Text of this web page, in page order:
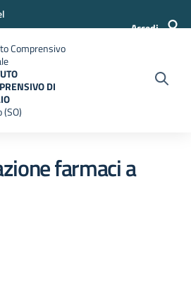
Accedi
Comprensivo
DI
(SO)
farmaci a